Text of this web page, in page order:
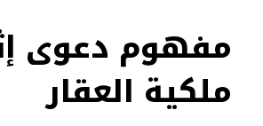
مفهوم دعوى
ملكية العقار